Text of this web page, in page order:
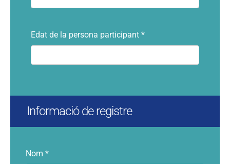
Edat de la persona participant *
informació de registre
Nom *